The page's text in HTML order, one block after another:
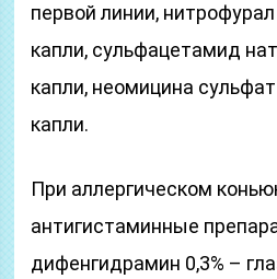
первой линии,
капли, сульфацетамид
капли, неомицина
капли.
При аллергическом
антигистаминные
дифенгидрамин 0,3% –